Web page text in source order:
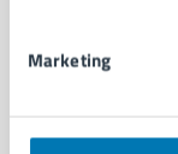
Marketing
CATEGORIE DI SERVIZIO
Autorizzazioni